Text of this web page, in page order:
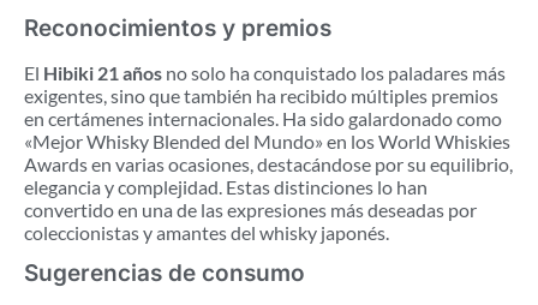
Reconocimientos y premios
El Hibiki 21 años no solo ha conquistado los paladares más
exigentes, sino que también ha recibido múltiples premios
en certámenes internacionales. Ha sido galardonado como
«Mejor Whisky Blended del Mundo» en los World Whiskies
Awards en varias ocasiones, destacándose por su equilibrio,
elegancia y complejidad. Estas distinciones lo han
convertido en una de las expresiones más deseadas por
coleccionistas y amantes del whisky japonés.
Sugerencias de consumo